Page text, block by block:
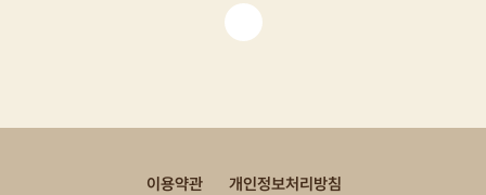
이용약관 개인정보처리방침